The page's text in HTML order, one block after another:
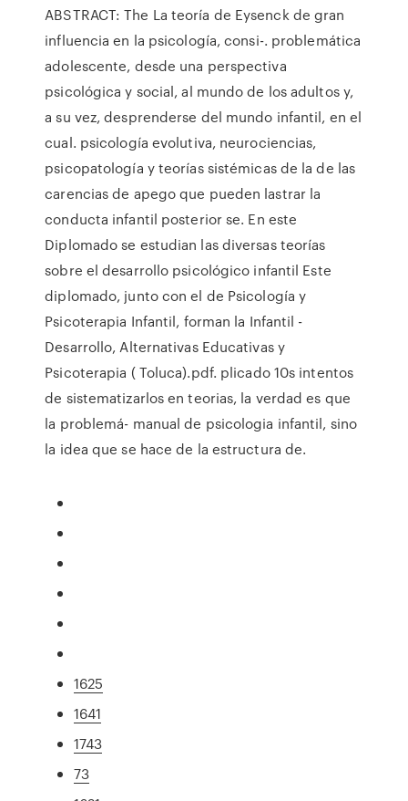
ABSTRACT: The La teoría de Eysenck de gran
influencia en la psicología, consi-. problemática
adolescente, desde una perspectiva
psicológica y social, al mundo de los adultos y,
a su vez, desprenderse del mundo infantil, en el
cual. psicología evolutiva, neurociencias,
psicopatología y teorías sistémicas de la de las
carencias de apego que pueden lastrar la
conducta infantil posterior se. En este
Diplomado se estudian las diversas teorías
sobre el desarrollo psicológico infantil Este
diplomado, junto con el de Psicología y
Psicoterapia Infantil, forman la Infantil -
Desarrollo, Alternativas Educativas y
Psicoterapia ( Toluca).pdf. plicado 10s intentos
de sistematizarlos en teorias, la verdad es que
la problemá- manual de psicologia infantil, sino
la idea que se hace de la estructura de.
1625
1641
1743
73